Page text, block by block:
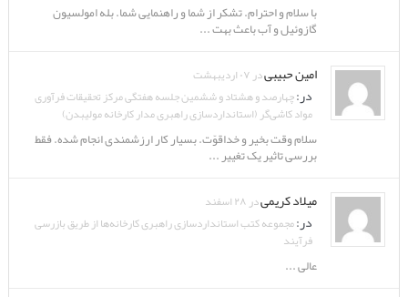
با سلام و احترام. تشکر از شما و راهنمایی شما. بله امولسیون
گازوئیل و آب باعث بهت ...
امین حبیبیدر ۰۷ اردیبهشت
در:چهارصد و هشتاد و ششمین جلسه هفتگی مرکز تحقیقات فرآوری
مواد کاشی‌گر (استانداردسازی راهبری مدار کارخانه مولیبدن)
سلام وقت بخیر و خداقوّت. بسیار کار ارزشمندی انجام شده. فقط
بررسی تاثیر یک تغییر ...
میلاد کریمیدر ۲۸ اسفند
در:مجموعه کتب استانداردسازی راهبری کارخانه‌ها از طریق بازرسی
فرآیند
عالی ...